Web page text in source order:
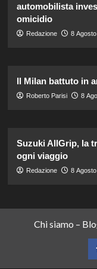
automobilista
omicidio
Redazione 8
Il Milan battuto in
Roberto Parisi 8
Suzuki AllGrip, la
ogni viaggio
Redazione 8
Chi siamo –